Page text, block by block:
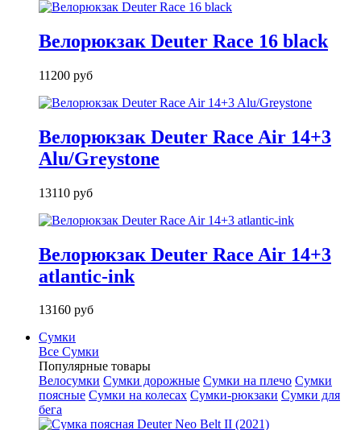
Велорюкзак Deuter Race 16 black
11200 руб
Велорюкзак Deuter Race Air 14+3
Alu/Greystone
13110 руб
Велорюкзак Deuter Race Air 14+3
atlantic-ink
13160 руб
Сумки
Все Сумки
Популярные товары
Велосумки Сумки дорожные Сумки на плечо Сумки
поясные Сумки на колесах Сумки-рюкзаки Сумки для
бега